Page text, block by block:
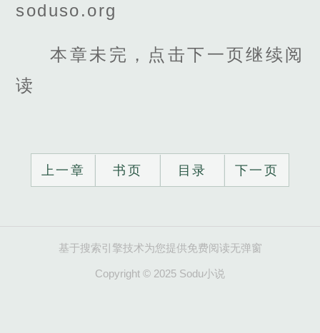
soduso.org
本章未完，点击下一页继续阅
读
上一章 书页 目录 下一页
基于搜索引擎技术为您提供免费阅读无弹窗
Copyright © 2025 Sodu小说